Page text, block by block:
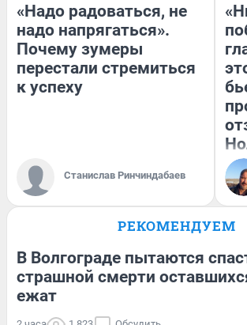
«Надо радоваться, не
надо напрягаться».
Почему зумеры
перестали стремиться
к успеху
Станислав Ринчиндабаев
РЕКОМЕНДУЕМ
В Волгограде пытаются
страшной смерти
ежат